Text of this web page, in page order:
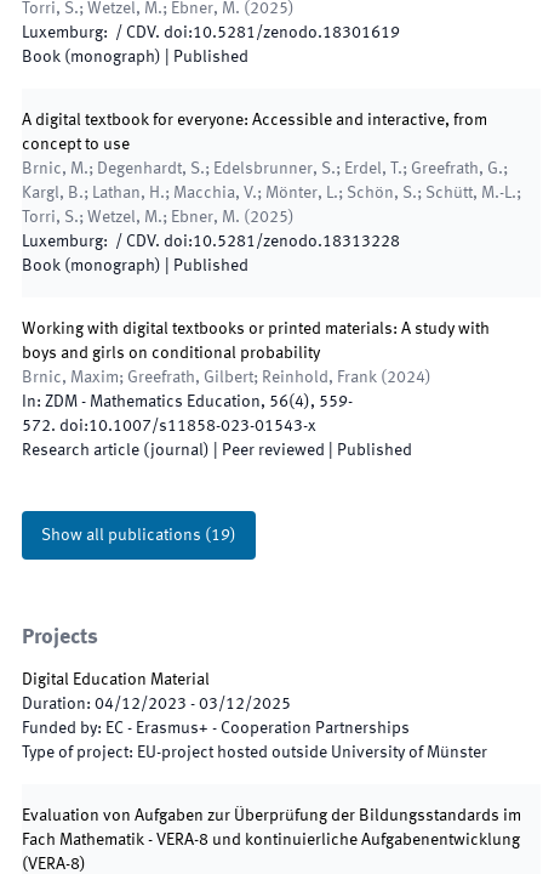
Torri, S.; Wetzel, M.; Ebner, M. ( 2025)
Luxemburg: / CDV. doi:10.5281/zenodo.18301619
Book (monograph)
Published
A digital textbook for everyone: Accessible and interactive, from
concept to use
Brnic, M.; Degenhardt, S.; Edelsbrunner, S.; Erdel, T.; Greefrath, G.;
Kargl, B.; Lathan, H.; Macchia, V.; Mönter, L.; Schön, S.; Schütt, M.-L.;
Torri, S.; Wetzel, M.; Ebner, M. ( 2025)
Luxemburg: / CDV. doi:10.5281/zenodo.18313228
Book (monograph)
Published
Working with digital textbooks or printed materials: A study with
boys and girls on conditional probability
Brnic, Maxim; Greefrath, Gilbert; Reinhold, Frank ( 2024)
In: ZDM - Mathematics Education, 56(4), 559-
572. doi:10.1007/s11858-023-01543-x
Research article (journal) | Peer reviewed Published
Show all publications (19)
Projects
Digital Education Material
Duration: 04/12/2023 - 03/12/2025
Funded by: EC - Erasmus+ - Cooperation Partnerships
Type of project: EU-project hosted outside University of Münster
Evaluation von Aufgaben zur Überprüfung der Bildungsstandards im
Fach Mathematik - VERA-8 und kontinuierliche Aufgabenentwicklung
(VERA-8)